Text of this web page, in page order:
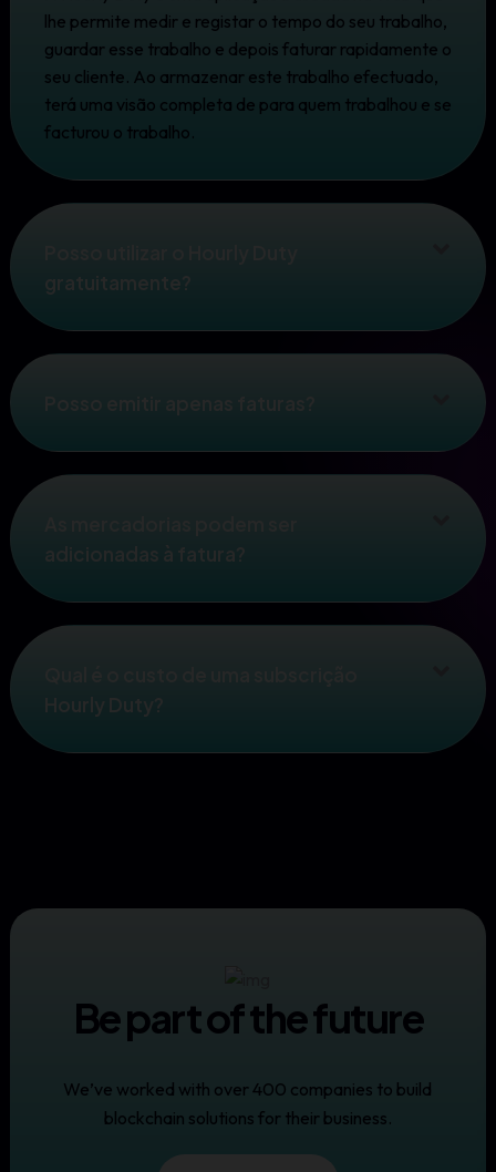
lhe permite medir e registar o tempo do seu trabalho,
guardar esse trabalho e depois faturar rapidamente o
seu cliente. Ao armazenar este trabalho efectuado,
terá uma visão completa de para quem trabalhou e se
facturou o trabalho.
gratuitamente?
adicionadas à fatura?
Hourly Duty?
Be part of the future
We’ve worked with over 400 companies to build
blockchain solutions for their business.